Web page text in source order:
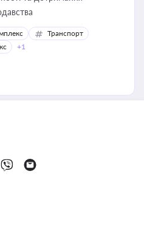
Транспорт
+1